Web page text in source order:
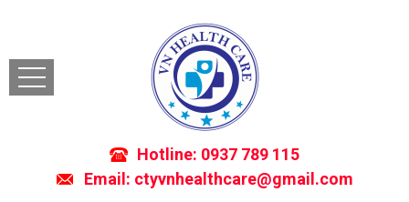
Hotline: 0937 789 115
Email: ctyvnhealthcare@gmail.com